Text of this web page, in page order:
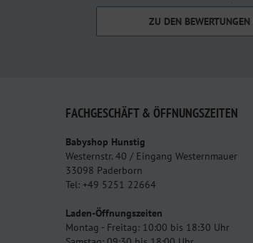
ZU DEN BEWERTUNGEN
FACHGESCHÄFT & ÖFFNUNGSZEITEN
Babyshop Hunstig
Westernstr. 40 / Eingang Westernmauer
33098 Paderborn
Tel: +49 5251 22664
Laden-Öffnungszeiten
Montag - Freitag: 10:00 bis 18:30 Uhr